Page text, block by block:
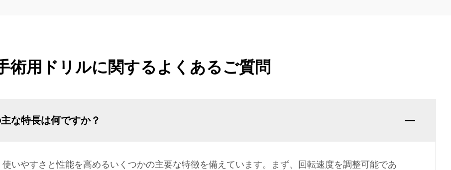
術用ドリルに関するよくあるご質問
な特長は何ですか？
いやすさと性能を高めるいくつかの主要な特徴を備えています。まず、回転速度を調整可能であ